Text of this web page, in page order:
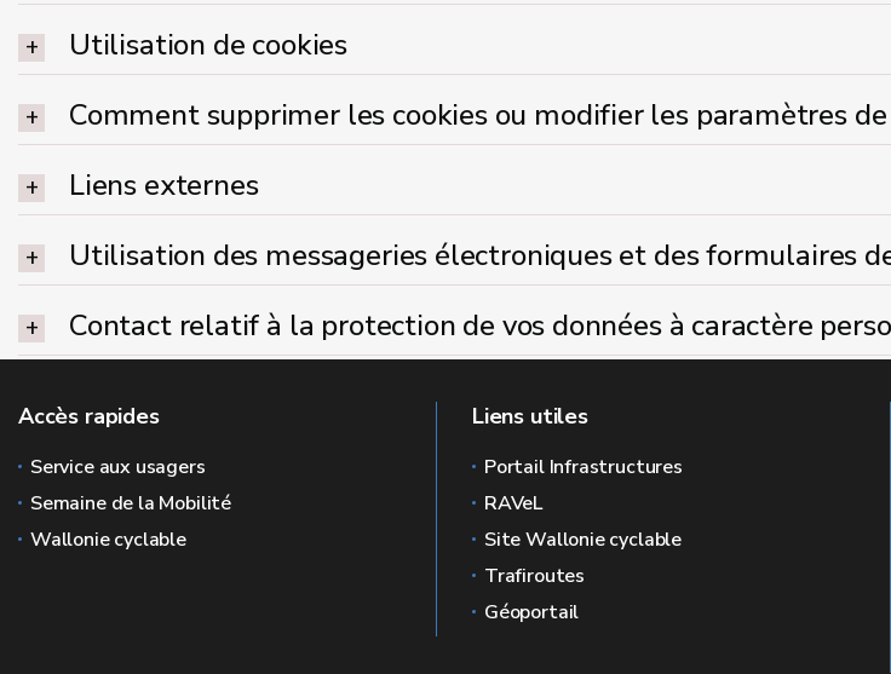
Utilisation de cookies
Comment supprimer les cookies ou modifier les paramètres
Liens externes
Utilisation des messageries électroniques et des formulaires
Contact relatif à la protection de vos données à caractère
Accès rapides
Service aux usagers
Semaine de la Mobilité
Wallonie cyclable
Liens utiles
Portail Infrastructures
RAVeL
Site Wallonie cyclable
Trafiroutes
Géoportail